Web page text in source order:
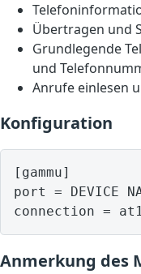
Übertragen und
Grundlegende
und
Anrufe einlesen
Konfiguration
[gammu]
port = DEVICE
Anmerkung des